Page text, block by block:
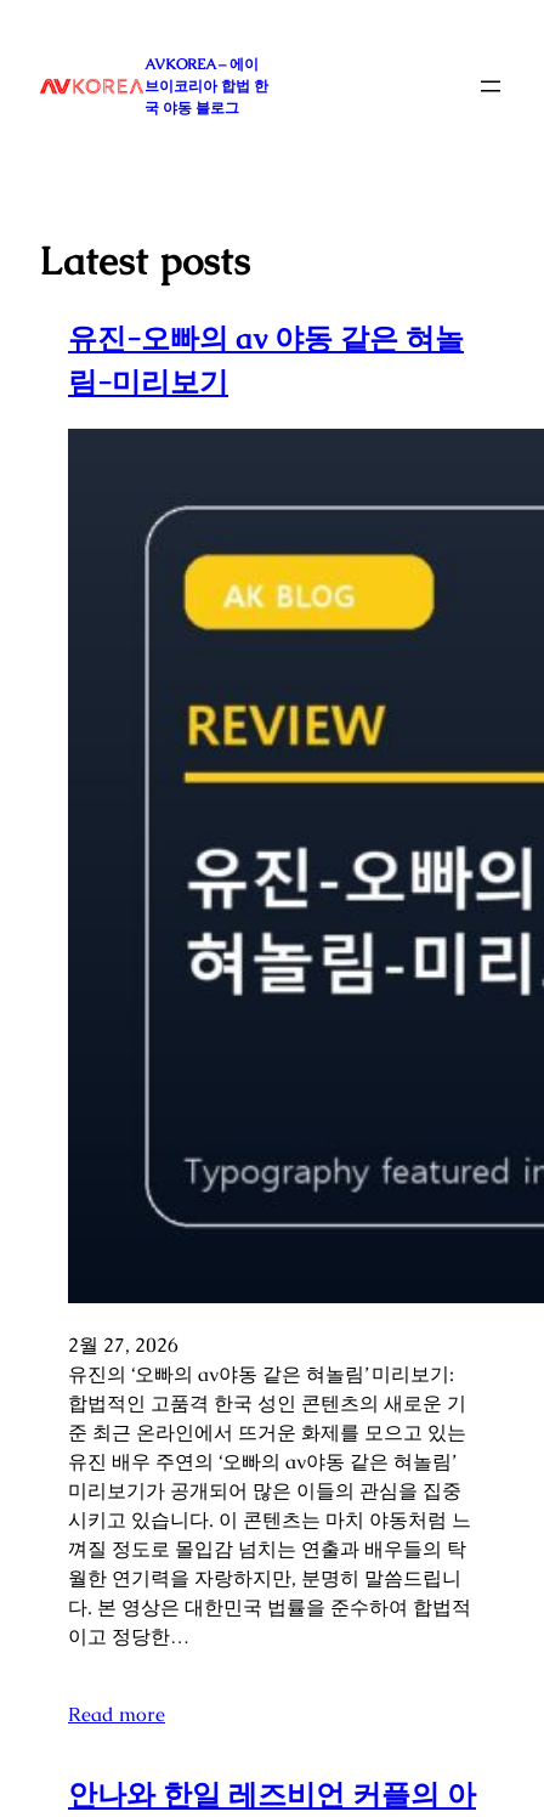
AVKOREA – 에이
브이코리아 합법 한
국 야동 블로그
Latest posts
유진-오빠의 av 야동 같은 혀놀
림-미리보기
2월 27, 2026
유진의 ‘오빠의 av야동 같은 혀놀림’ 미리보기:
합법적인 고품격 한국 성인 콘텐츠의 새로운 기
준 최근 온라인에서 뜨거운 화제를 모으고 있는
유진 배우 주연의 ‘오빠의 av야동 같은 혀놀림’
미리보기가 공개되어 많은 이들의 관심을 집중
시키고 있습니다. 이 콘텐츠는 마치 야동처럼 느
껴질 정도로 몰입감 넘치는 연출과 배우들의 탁
월한 연기력을 자랑하지만, 분명히 말씀드립니
다. 본 영상은 대한민국 법률을 준수하여 합법적
이고 정당한…
Read more
안나와 한일 레즈비언 커플의 아